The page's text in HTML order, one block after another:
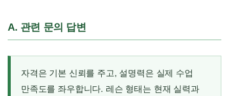
A. 관련 문의 답변
자격은 기본 신뢰를 주고, 설명력은 실제 수업
만족도를 좌우합니다. 레슨 형태는 현재 실력과